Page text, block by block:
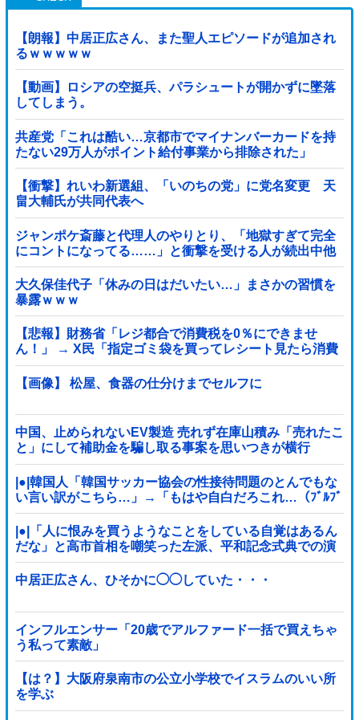
【朗報】中居正広さん、また聖人エピソードが追加され
るｗｗｗｗｗ
【動画】ロシアの空挺兵、パラシュートが開かずに墜落
してしまう。
共産党「これは酷い…京都市でマイナンバーカードを持
たない29万人がポイント給付事業から排除された」
【衝撃】れいわ新選組、「いのちの党」に党名変更 天
畠大輔氏が共同代表へ
ジャンポケ斎藤と代理人のやりとり、「地獄すぎて完全
にコントになってる……」と衝撃を受ける人が続出中他
大久保佳代子「休みの日はだいたい…」まさかの習慣を
暴露ｗｗｗ
【悲報】財務省「レジ都合で消費税を0％にできませ
ん！」 → X民「指定ゴミ袋を買ってレシート見たら消費
税はゼロになるんだけど？」ｗｗｗｗｗｗｗｗｗｗｗｗ
ｗｗ
【画像】 松屋、食器の仕分けまでセルフに
中国、止められないEV製造 売れず在庫山積み「売れたこ
と」にして補助金を騙し取る事案を思いつきが横行
|●|韓国人「韓国サッカー協会の性接待問題のとんでもな
い言い訳がこちら…」→「もはや自白だろこれ…（ﾌﾞﾙﾌﾞ
ﾙ」＝韓国の反応
|●|「人に恨みを買うようなことをしている自覚はあるん
だな」と高市首相を嘲笑った左派、平和記念式典での演
説にケチを付けるも……
中居正広さん、ひそかに◯◯していた・・・
インフルエンサー「20歳でアルファード一括で買えちゃ
う私って素敵」
【は？】大阪府泉南市の公立小学校でイスラムのいい所
を学ぶ